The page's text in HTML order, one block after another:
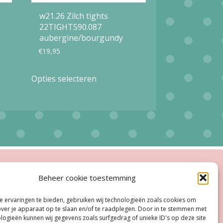
Beheer cookie toestemming
ervaringen te bieden, gebruiken wij technologieën zoals cookies om
je apparaat op te slaan en/of te raadplegen. Door in te stemmen met
kunnen wij gegevens zoals surfgedrag of unieke ID's op deze site
w21.26 Zilch tights
22TIGHTS90.087
aubergine/bourgundy
€19,95
Opties selecteren
meerdere
variaties.
Deze
optie
kan
gekozen
worden
Do:11.00 - 18.00 uur